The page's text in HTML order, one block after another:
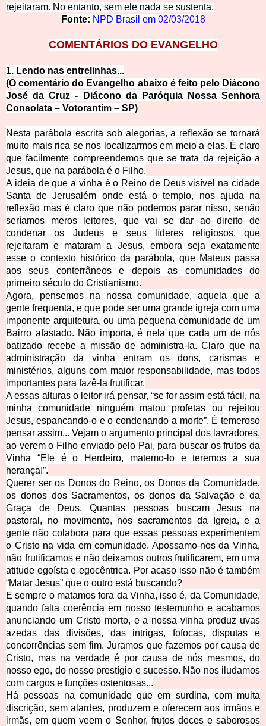
rejeitaram. No entanto, sem ele nada se sustenta.
Fonte: NPD Brasil em 02/03/2018
COMENTÁRIOS DO EVANGELHO
1. Lendo nas entrelinhas...
(O comentário do Evangelho abaixo é feito pelo Diácono
José da Cruz - Diácono da Paróquia Nossa Senhora
Consolata – Votorantim – SP)
Nesta parábola escrita sob alegorias, a reflexão se tornará
muito mais rica se nos localizarmos em meio a elas. É claro
que facilmente compreendemos que se trata da rejeição a
Jesus, que na parábola é o Filho.
A ideia de que a vinha é o Reino de Deus visível na cidade
Santa de Jerusalém onde está o templo, nos ajuda na
reflexão mas é claro que não podemos parar nisso, senão
seríamos meros leitores, que vai se dar ao direito de
condenar os Judeus e seus líderes religiosos, que
rejeitaram e mataram a Jesus, embora seja exatamente
esse o contexto histórico da parábola, que Mateus passa
aos seus conterrâneos e depois as comunidades do
primeiro século do Cristianismo.
Agora, pensemos na nossa comunidade, aquela que a
gente frequenta, e que pode ser uma grande igreja com uma
imponente arquitetura, ou uma pequena comunidade de um
Bairro afastado. Não importa, é nela que cada um de nós
batizado recebe a missão de administra-la. Claro que na
administração da vinha entram os dons, carismas e
ministérios, alguns com maior responsabilidade, mas todos
importantes para fazê-la frutificar.
A essas alturas o leitor irá pensar, “se for assim está fácil, na
minha comunidade ninguém matou profetas ou rejeitou
Jesus, espancando-o e o condenando a morte”. É temeroso
pensar assim... Vejam o argumento principal dos lavradores,
ao verem o Filho enviado pelo Pai, para buscar os frutos da
Vinha “Ele é o Herdeiro, matemo-lo e teremos a sua
herança!”.
Querer ser os Donos do Reino, os Donos da Comunidade,
os donos dos Sacramentos, os donos da Salvação e da
Graça de Deus. Quantas pessoas buscam Jesus na
pastoral, no movimento, nos sacramentos da Igreja, e a
gente não colabora para que essas pessoas experimentem
o Cristo na vida em comunidade. Apossamo-nos da Vinha,
não frutificamos e não deixamos outros frutificarem, em uma
atitude egoísta e egocêntrica. Por acaso isso não é também
“Matar Jesus” que o outro está buscando?
E sempre o matamos fora da Vinha, isso é, da Comunidade,
quando falta coerência em nosso testemunho e acabamos
anunciando um Cristo morto, e a nossa vinha produz uvas
azedas das divisões, das intrigas, fofocas, disputas e
concorrências sem fim. Juramos que fazemos por causa de
Cristo, mas na verdade é por causa de nós mesmos, do
nosso ego, do nosso prestígio e sucesso. Não nos iludamos
com cargos e funções ostentosas...
Há pessoas na comunidade que em surdina, com muita
discrição, sem alardes, produzem e oferecem aos irmãos e
irmãs, em quem veem o Senhor, frutos doces e saborosos